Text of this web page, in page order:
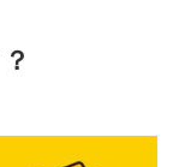
？